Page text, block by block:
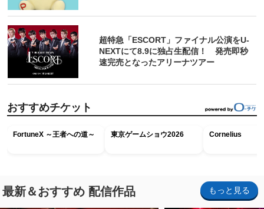
超特急「ESCORT」ファイナル公演をU-
NEXTにて8.9に独占生配信！ 発売即秒
速完売となったアリーナツアー
おすすめチケット
FortuneX ～王者への道～ 東京ゲームショウ2026 Cornelius
最新＆おすすめ 配信作品 もっと見る